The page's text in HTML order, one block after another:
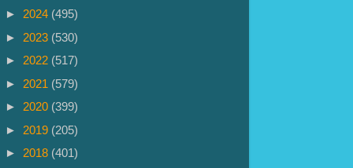
► 2024 (495)
► 2023 (530)
► 2022 (517)
► 2021 (579)
► 2020 (399)
► 2019 (205)
► 2018 (401)